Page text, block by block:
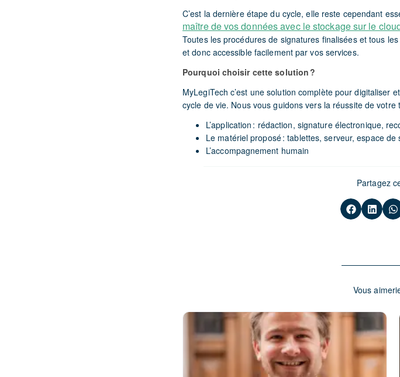
C’est la dernière étape du cycle, elle reste cependant
maître de vos données avec le stockage sur le
Toutes les procédures de signatures finalisées et tous
et donc accessible facilement par vos services.
Pourquoi choisir cette solution ?
MyLegiTech c’est une solution complète pour digitaliser
cycle de vie. Nous vous guidons vers la réussite de votre
L’application : rédaction, signature électronique,
Le matériel proposé : tablettes, serveur, espace de
L’accompagnement humain
Partagez
Vous